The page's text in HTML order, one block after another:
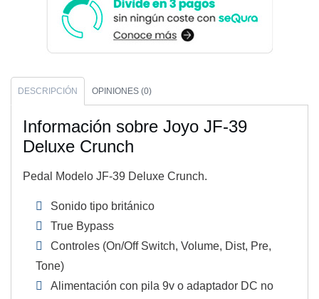
DESCRIPCIÓN OPINIONES (0)
Información sobre Joyo JF-39
Deluxe Crunch
Pedal Modelo JF-39 Deluxe Crunch.
Sonido tipo británico
True Bypass
Controles (On/Off Switch, Volume, Dist, Pre,
Tone)
Alimentación con pila 9v o adaptador DC no